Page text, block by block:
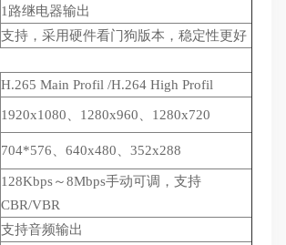
1路继电器输出
支持，采用硬件看门狗版本，稳定性更好
H.265 Main Profil /H.264 High Profil
1920x1080、1280x960、1280x720
704*576、640x480、352x288
128Kbps～8Mbps手动可调，支持
CBR/VBR
支持音频输出